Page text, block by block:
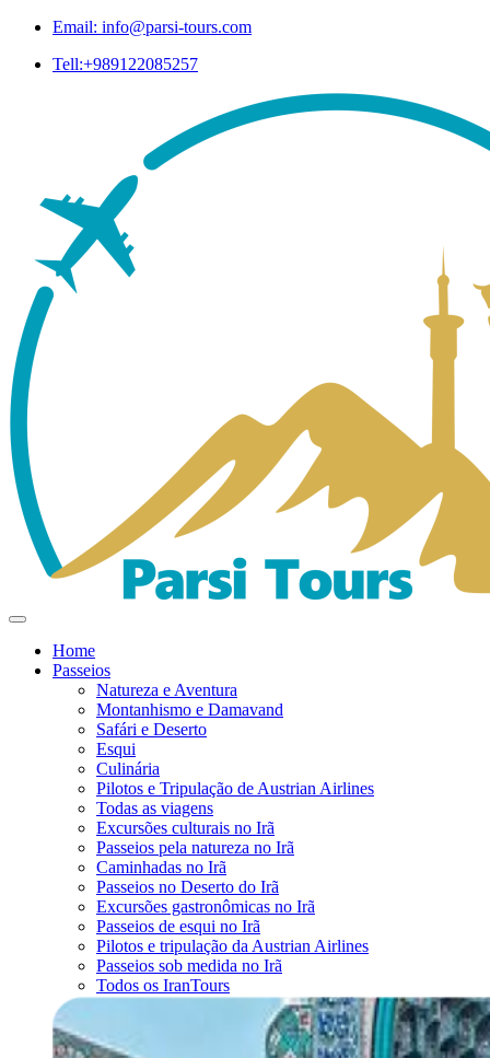
Email: info@parsi-tours.com
Tell:+989122085257
Home
Passeios
Natureza e Aventura
Montanhismo e Damavand
Safári e Deserto
Esqui
Culinária
Pilotos e Tripulação de Austrian Airlines
Todas as viagens
Excursões culturais no Irã
Passeios pela natureza no Irã
Caminhadas no Irã
Passeios no Deserto do Irã
Excursões gastronômicas no Irã
Passeios de esqui no Irã
Pilotos e tripulação da Austrian Airlines
Passeios sob medida no Irã
Todos os IranTours